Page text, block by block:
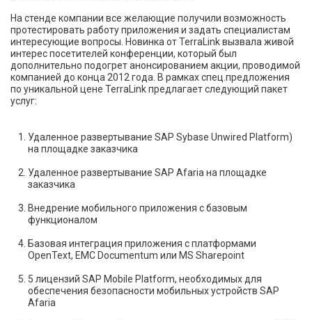
На стенде компании все желающие получили возможность
протестировать работу приложения и задать специалистам
интересующие вопросы. Новинка от TerraLink вызвала живой
интерес посетителей конференции, который был
дополнительно подогрет анонсированием акции, проводимой
компанией до конца 2012 года. В рамках спец.предложения
по уникальной цене TerraLink предлагает следующий пакет
услуг:
Удаленное развертывание SAP Sybase Unwired Platform)
на площадке заказчика
Удаленное развертывание SAP Afaria на площадке
заказчика
Внедрение мобильного приложения с базовым
функционалом
Базовая интеграция приложения с платформами
OpenText, EMC Documentum или MS Sharepoint
5 лицензий SAP Mobile Platform, необходимых для
обеспечения безопасности мобильных устройств SAP
Afaria